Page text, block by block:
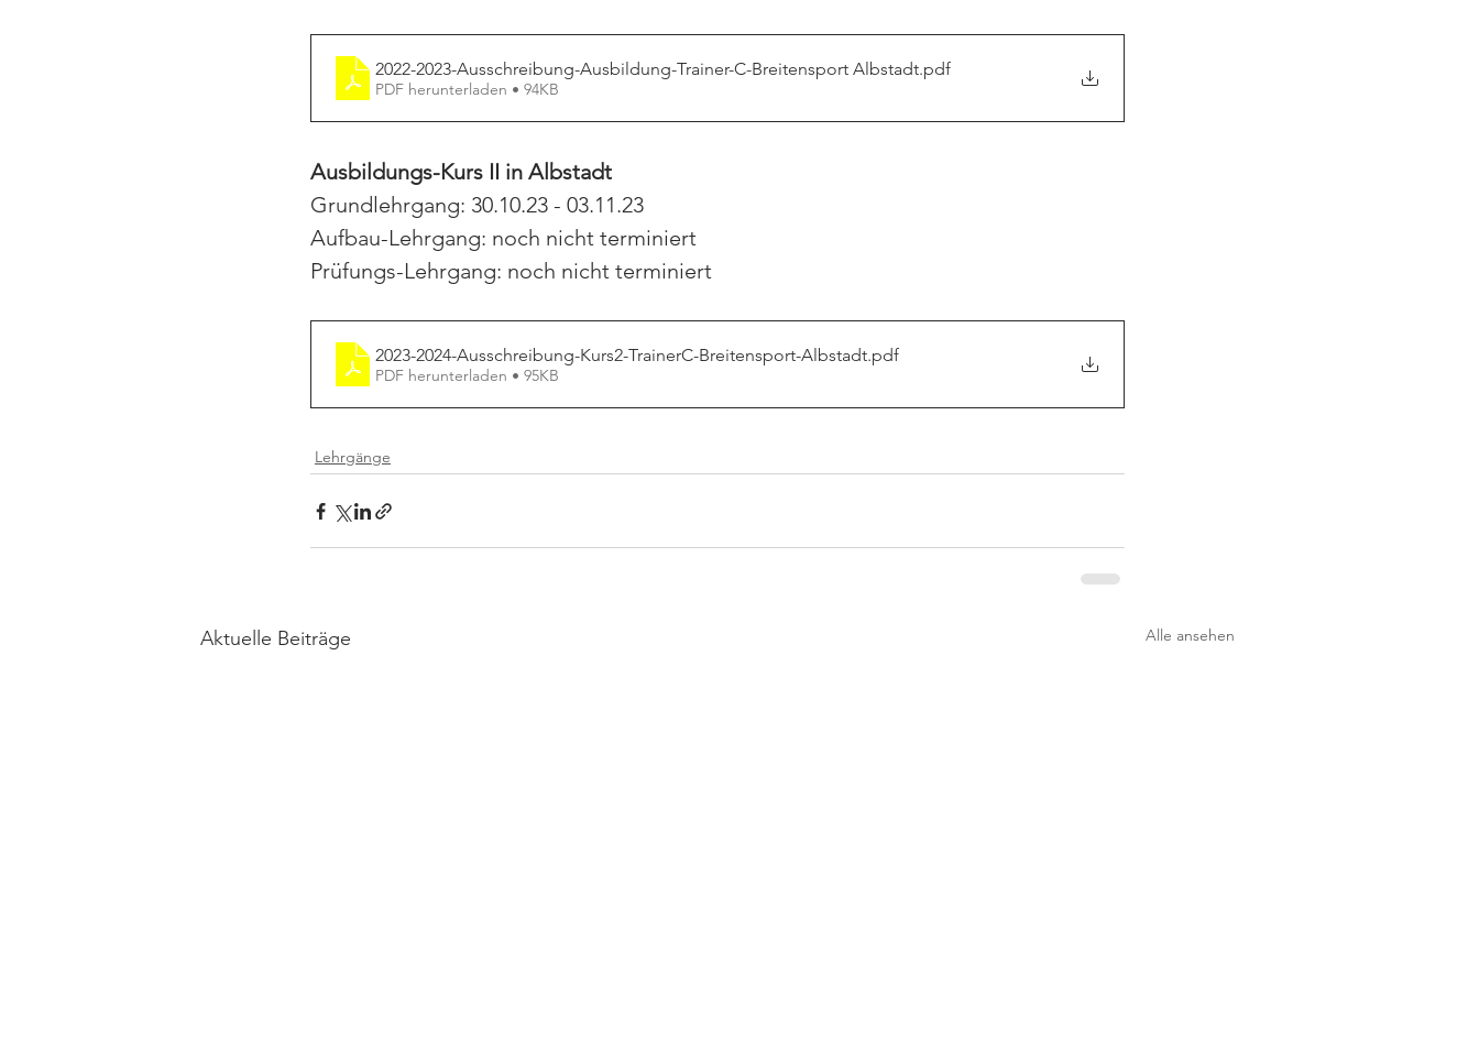
2022-2023-Ausschreibung-Ausbildung-Trainer-C-Breitensport Albstadt.pdf
PDF herunterladen • 94KB
Ausbildungs-Kurs II in Albstadt
Grundlehrgang: 30.10.23 - 03.11.23
Aufbau-Lehrgang: noch nicht terminiert
Prüfungs-Lehrgang: noch nicht terminiert
2023-2024-Ausschreibung-Kurs2-TrainerC-Breitensport-Albstadt.pdf
PDF herunterladen • 95KB
Lehrgänge
Aktuelle Beiträge Alle ansehen